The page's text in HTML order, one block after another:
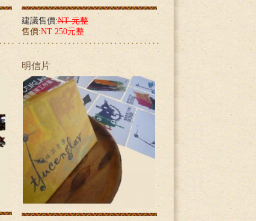
建議售價:NT 元整
售價:NT 250元整
明信片